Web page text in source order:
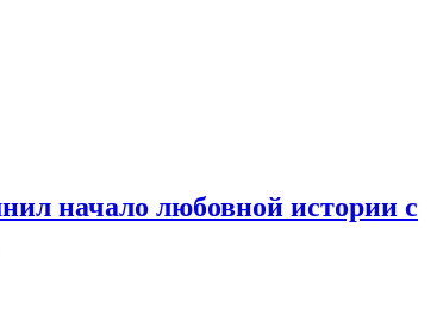
начало любовной истории с